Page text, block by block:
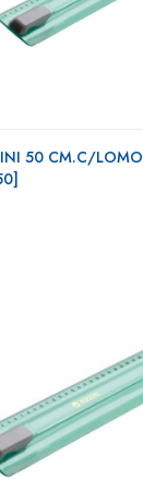
50 CM.C/LOMO